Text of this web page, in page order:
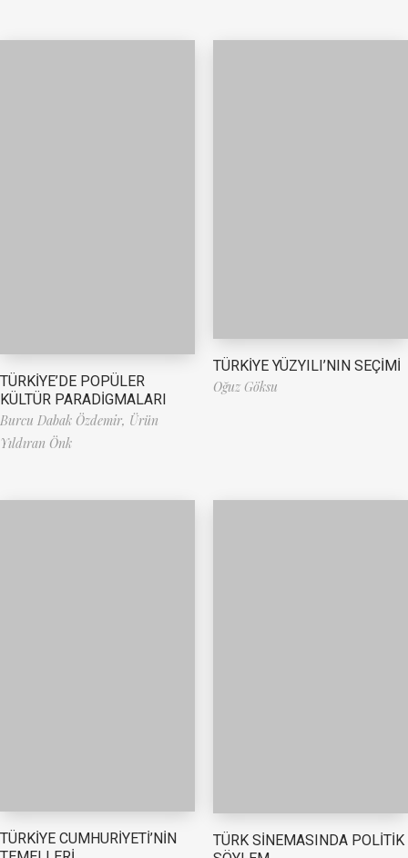
TÜRKİYE’DE POPÜLER
KÜLTÜR PARADİGMALARI
Burcu Dabak Özdemir, Ürün
Yıldıran Önk
TÜRKİYE YÜZYILI’NIN SEÇİMİ
Oğuz Göksu
TÜRKİYE CUMHURİYETİ’NİN
TÜRK SİNEMASINDA POLİTİK